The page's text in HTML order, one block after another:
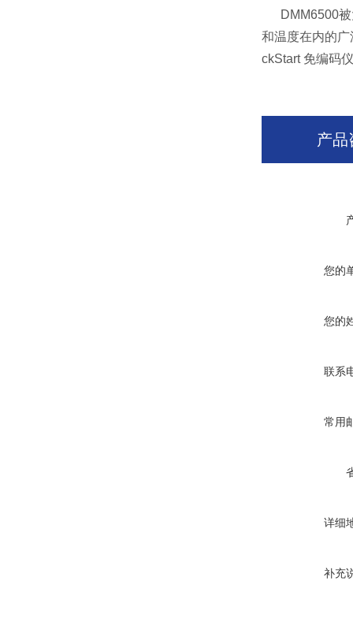
DMM6500被
和温度在内的
ckStart 免编码
产品
您的
您的
联系
常用
详细
补充